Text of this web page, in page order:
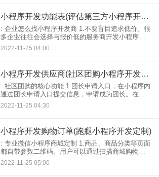
小程序开发功能表(评估第三方小程序开发企业能力的四大可行方法)
: 企业怎么找小程序开发商 1.不要盲目追求低价。很
多企业往往会选择与报价低的服务商开发小程序合
作。但是企业你要知道，任何一个开发服务商都不
会做亏本的生意。为了保护自己不赔钱，往往会牺
2022-11-25 04:00
小程序开发供应商(社区团购小程序开发需求梳理)
: 社区团购的核心功能 1.团长申请入口，在小程序内
通过团长申请入口提交信息，申请成为团长。在平
台上完成检查后，可以打开团长的权限，设置所属
社区的位置。 2.供应商入驻。如果有好的产品供应
2022-11-25 04:30
小程序开发购物订单(跑腿小程序开发定制)
: 专业微信小程序商城定制 1.商品、商品分类等页面
都自带参数二维码。用户可以通过扫描商城购物直
接访问它们。 2.成本低，操作方便无需开发APP，
扫描二维码即可运行无需下载小程序，升级用户体
2022-11-25 05:00